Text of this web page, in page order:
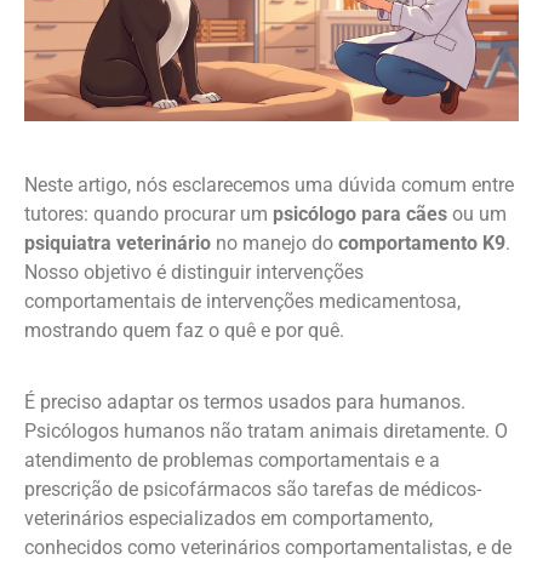
Neste artigo, nós esclarecemos uma dúvida comum entre
tutores: quando procurar um psicólogo para cães ou um
psiquiatra veterinário no manejo do comportamento K9.
Nosso objetivo é distinguir intervenções
comportamentais de intervenções medicamentosa,
mostrando quem faz o quê e por quê.
É preciso adaptar os termos usados para humanos.
Psicólogos humanos não tratam animais diretamente. O
atendimento de problemas comportamentais e a
prescrição de psicofármacos são tarefas de médicos-
veterinários especializados em comportamento,
conhecidos como veterinários comportamentalistas, e de